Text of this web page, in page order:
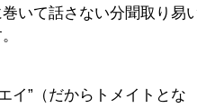
いて話さない分聞取り易
。
イ”（だからトメイトとな